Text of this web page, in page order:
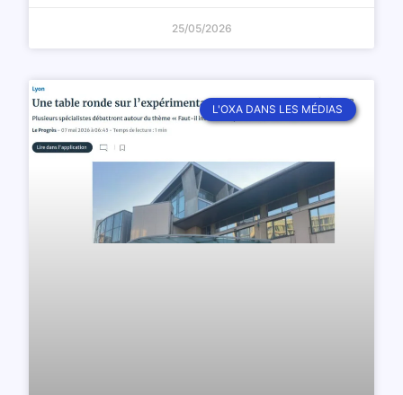
25/05/2026
L'OXA DANS LES MÉDIAS